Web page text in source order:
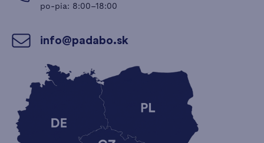
po-pia: 8:00–18:00
info@padabo.sk